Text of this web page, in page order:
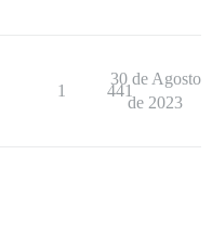
1 441
30 de Agosto
de 2023